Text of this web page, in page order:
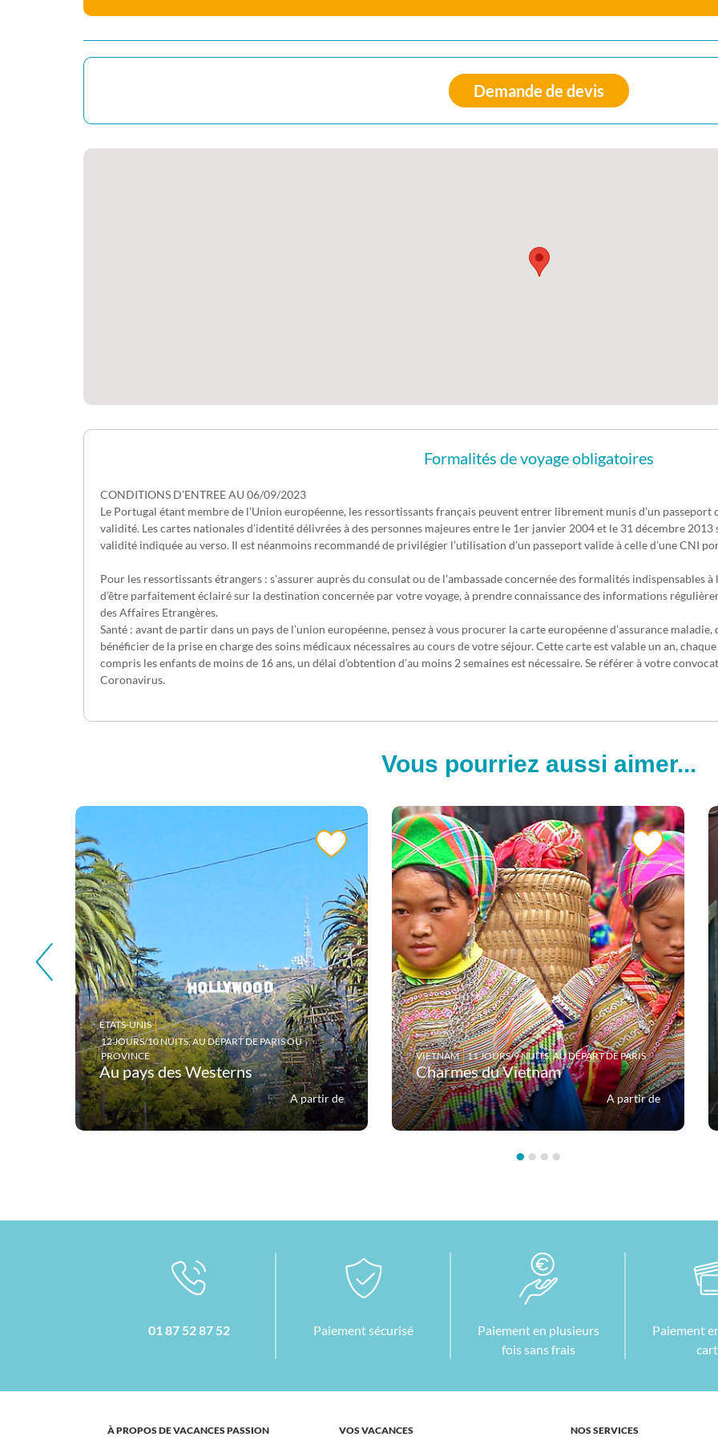
Demande de devis
Formalités de voyage obligatoires
CONDITIONS D’ENTREE AU 06/09/2023
Le Portugal étant membre de l’Union européenne, les ressortissants français peuvent entrer librement munis d’un passeport
validité. Les cartes nationales d’identité délivrées à des personnes majeures entre le 1er janvier 2004 et le 31 décembre
validité indiquée au verso. Il est néanmoins recommandé de privilégier l’utilisation d’un passeport valide à celle d’une CNI
Pour les ressortissants étrangers : s'assurer auprès du consulat ou de l'ambassade concernée des formalités indispensables
d’être parfaitement éclairé sur la destination concernée par votre voyage, à prendre connaissance des informations
des Affaires Etrangères.
Santé : avant de partir dans un pays de l’union européenne, pensez à vous procurer la carte européenne d’assurance
bénéficier de la prise en charge des soins médicaux nécessaires au cours de votre séjour. Cette carte est valable un an,
compris les enfants de moins de 16 ans, un délai d’obtention d’au moins 2 semaines est nécessaire. Se référer à votre
Coronavirus.
Vous pourriez aussi aimer...
ÉTATS-UNIS
12 JOURS/10 NUITS, AU DÉPART DE PARIS OU
PROVINCE
Au pays des Westerns
A partir de
VIETNAM 11 JOURS/9 NUITS, AU DÉPART DE PARIS
Charmes du Vietnam
A partir de
• • • •
01 87 52 87 52 Paiement sécurisé
Paiement en plusieurs
fois sans frais
Paiement
À PROPOS DE VACANCES PASSION VOS VACANCES NOS SERVICES